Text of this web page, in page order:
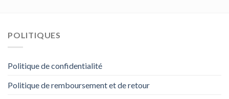
POLITIQUES
Politique de confidentialité
Politique de remboursement et de retour